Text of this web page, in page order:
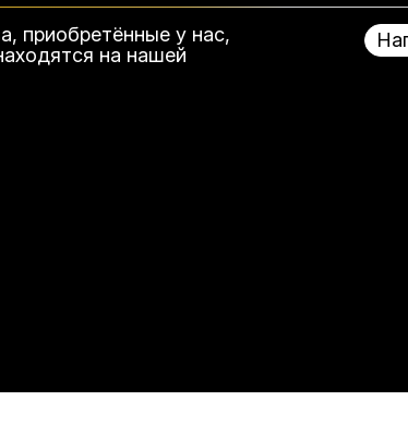
приобретённые у нас,
на нашей